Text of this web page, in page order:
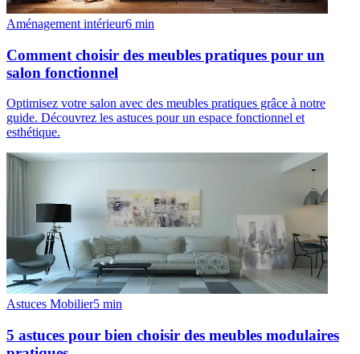
Aménagement intérieur6 min
Comment choisir des meubles pratiques pour un
salon fonctionnel
Optimisez votre salon avec des meubles pratiques grâce à notre
guide. Découvrez les astuces pour un espace fonctionnel et
esthétique.
Astuces Mobilier5 min
5 astuces pour bien choisir des meubles modulaires